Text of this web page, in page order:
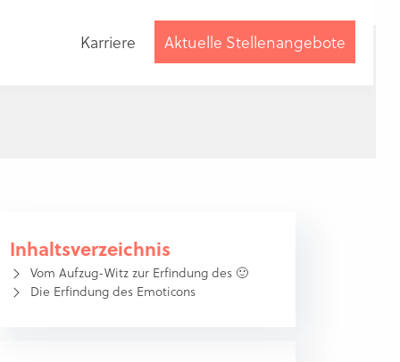
Inhaltsverzeichnis
Vom Aufzug-Witz zur Erfindung des 🙂
Die Erfindung des Emoticons
Karriere Aktuelle Stellenangebote
Beratunganfordern